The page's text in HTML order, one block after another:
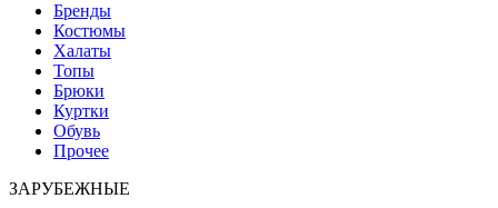
Бренды
Костюмы
Халаты
Топы
Брюки
Куртки
Обувь
Прочее
ЗАРУБЕЖНЫЕ